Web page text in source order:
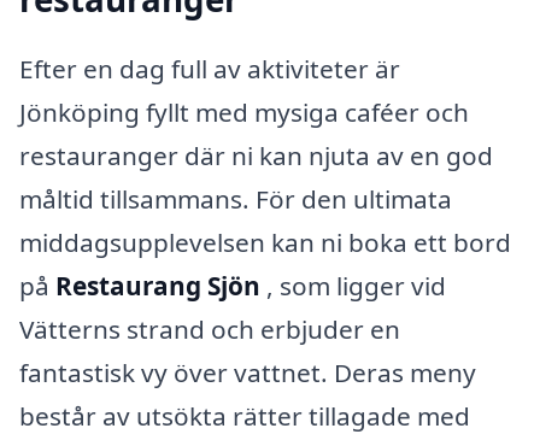
Efter en dag full av aktiviteter är
Jönköping fyllt med mysiga caféer och
restauranger där ni kan njuta av en god
måltid tillsammans. För den ultimata
middagsupplevelsen kan ni boka ett bord
på Restaurang Sjön , som ligger vid
Vätterns strand och erbjuder en
fantastisk vy över vattnet. Deras meny
består av utsökta rätter tillagade med